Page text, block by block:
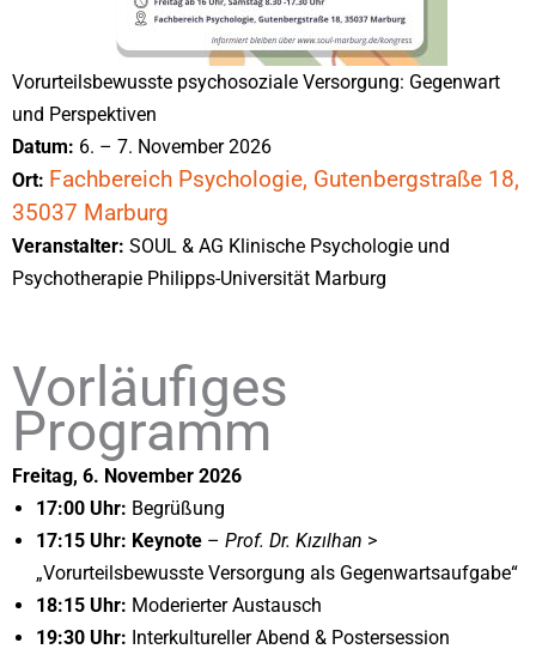
Vorurteilsbewusste psychosoziale Versorgung: Gegenwart
und Perspektiven
Datum: 6. – 7. November 2026
Ort: Fachbereich Psychologie, Gutenbergstraße 18,
35037 Marburg
Veranstalter: SOUL & AG Klinische Psychologie und
Psychotherapie Philipps-Universität Marburg
Vorläufiges
Programm
Freitag, 6. November 2026
17:00 Uhr: Begrüßung
17:15 Uhr: Keynote – Prof. Dr. Kızılhan >
„Vorurteilsbewusste Versorgung als Gegenwartsaufgabe“
18:15 Uhr: Moderierter Austausch
19:30 Uhr: Interkultureller Abend & Postersession